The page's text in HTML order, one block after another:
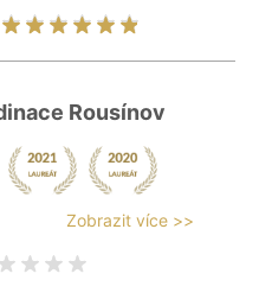
Rousínov
Zobrazit více >>